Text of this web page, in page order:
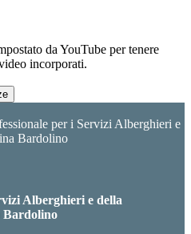
da YouTube per tenere
incorporati.
per i Servizi Alberghieri e
Bardolino
Alberghieri e della
Bardolino